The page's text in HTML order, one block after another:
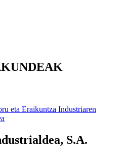
eta Eraikuntza Industriaren
S.A.